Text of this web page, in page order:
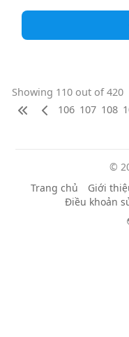
Showing 110 out of 420
106 107 108
©
Trang chủ
Giới
Điều khoản